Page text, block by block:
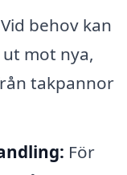
Vid behov kan
mot nya,
takpannor
För